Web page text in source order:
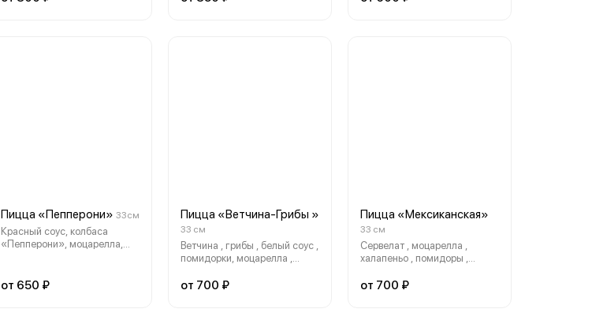
Пицца «Пепперони» 33см
Красный соус, колбаса
«Пепперони», моцарелла,
от 650 ₽
Пицца «Ветчина-Грибы »
33 см
Ветчина , грибы , белый соус ,
помидорки, моцарелла ,
от 700 ₽
Пицца «Мексиканская»
33 см
Сервелат , моцарелла ,
халапеньо , помидоры ,
красный соус
от 700 ₽